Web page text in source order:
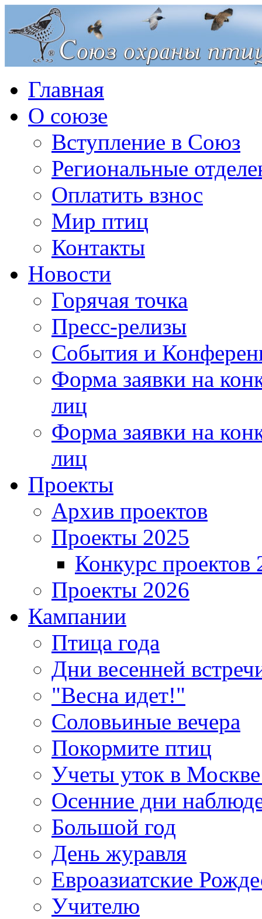
Главная
О союзе
Вступление в Союз
Региональные
Оплатить взнос
Мир птиц
Контакты
Новости
Горячая точка
Пресс-релизы
События и
Форма заявки на
лиц
Форма заявки на
лиц
Проекты
Архив проектов
Проекты 2025
Конкурс проектов
Проекты 2026
Кампании
Птица года
Дни весенней
"Весна идет!"
Соловьиные вечера
Покормите птиц
Учеты уток в
Осенние дни
Большой год
День журавля
Евроазиатские
Учителю